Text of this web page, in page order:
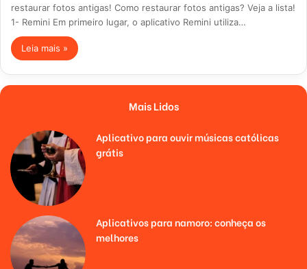
restaurar fotos antigas! Como restaurar fotos antigas? Veja a lista!
1- Remini Em primeiro lugar, o aplicativo Remini utiliza…
Leia mais »
Mais Lidos
Aplicativo para ouvir músicas católicas
grátis
Aplicativos para namoro: conheça os
melhores